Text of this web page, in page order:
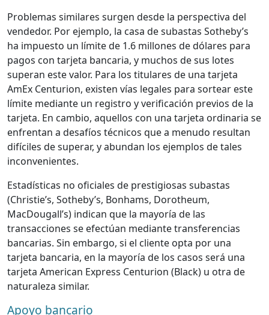
Problemas similares surgen desde la perspectiva del
vendedor. Por ejemplo, la casa de subastas Sotheby’s
ha impuesto un límite de 1.6 millones de dólares para
pagos con tarjeta bancaria, y muchos de sus lotes
superan este valor. Para los titulares de una tarjeta
AmEx Centurion, existen vías legales para sortear este
límite mediante un registro y verificación previos de la
tarjeta. En cambio, aquellos con una tarjeta ordinaria se
enfrentan a desafíos técnicos que a menudo resultan
difíciles de superar, y abundan los ejemplos de tales
inconvenientes.
Estadísticas no oficiales de prestigiosas subastas
(Christie’s, Sotheby’s, Bonhams, Dorotheum,
MacDougall’s) indican que la mayoría de las
transacciones se efectúan mediante transferencias
bancarias. Sin embargo, si el cliente opta por una
tarjeta bancaria, en la mayoría de los casos será una
tarjeta American Express Centurion (Black) u otra de
naturaleza similar.
Apoyo bancario